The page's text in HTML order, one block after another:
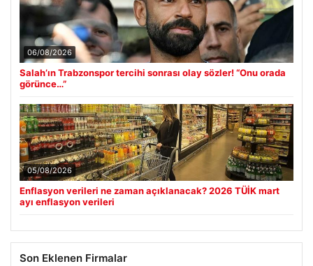
06/08/2026
Salah’ın Trabzonspor tercihi sonrası olay sözler! “Onu orada
görünce…”
05/08/2026
Enflasyon verileri ne zaman açıklanacak? 2026 TÜİK mart
ayı enflasyon verileri
Son Eklenen Firmalar